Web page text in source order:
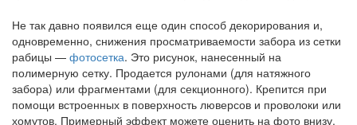
Не так давно появился еще один способ декорирования и,
одновременно, снижения просматриваемости забора из сетки
рабицы — фотосетка. Это рисунок, нанесенный на
полимерную сетку. Продается рулонами (для натяжного
забора) или фрагментами (для секционного). Крепится при
помощи встроенных в поверхность люверсов и проволоки или
хомутов. Примерный эффект можете оценить на фото внизу.